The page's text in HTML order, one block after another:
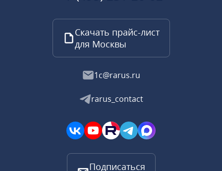
Скачать прайс-лист
для Москвы
1c@rarus.ru
rarus_contact
Подписаться